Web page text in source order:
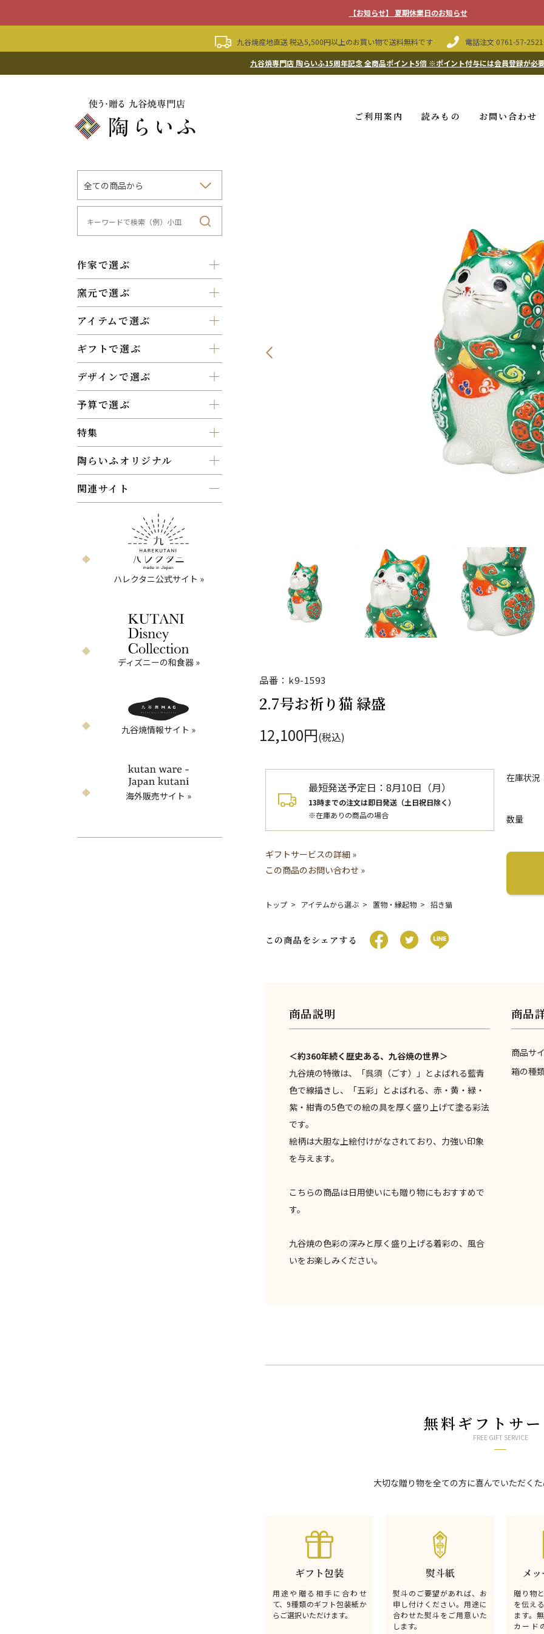
【お知らせ】 夏期休業日のお知らせ
九谷焼産地直送 税込5,500円以上のお買い物で送料無料です 電話注文 0761-57-2521
九谷焼専門店 陶らいふ15周年記念 全商品ポイント5倍※ポイント付与には会員登録が必要
ご利用案内 読みもの お問い合わせ
作家で選ぶ
窯元で選ぶ
アイテムで選ぶ
ギフトで選ぶ
デザインで選ぶ
予算で選ぶ
特集
陶らいふオリジナル
関連サイト
ハレクタニ公式サイト »
ディズニーの和食器 »
九谷焼情報サイト »
海外販売サイト »
品番：k9-1593
2.7号お祈り猫 緑盛
12,100円(税込)
在庫状況
数量
最短発送予定日： 8月10日（月）
13時までの注文は即日発送（土日祝日除く）
※在庫ありの商品の場合
ギフトサービスの詳細 »
この商品のお問い合わせ »
トップ アイテムから選ぶ 置物・縁起物 招き猫
この商品をシェアする
商品説明
＜約360年続く歴史ある、九谷焼の世界＞
九谷焼の特徴は、「呉須（ごす）」とよばれる藍青
色で線描きし、「五彩」とよばれる、赤・黄・緑・
紫・紺青の5色での絵の具を厚く盛り上げて塗る彩法
です。
絵柄は大胆な上絵付けがなされており、力強い印象
を与えます。
こちらの商品は日用使いにも贈り物にもおすすめで
す。
九谷焼の色彩の深みと厚く盛り上げる着彩の、風合
いをお楽しみください。
商品
商品サ
箱の種類
無料ギフトサ
FREE GIFT SERVICE
大切な贈り物を全ての方に喜んでいただくた
ギフト包装
用途や贈る相手に合わせ
て、9種類のギフト包装紙か
らご選択いただけます。
熨斗紙
熨斗のご要望があれば、お
申し付けください。用途に
合わせた熨斗をご用意いた
します。
メ
贈り物
を伝え
ます。
カード